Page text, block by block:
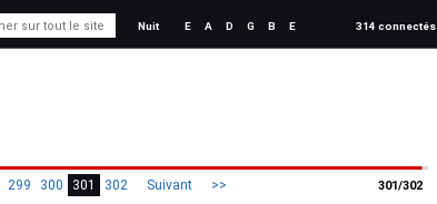
Nuit E A D G B E 314 connectés
301/302
299 300 301 302 Suivant >>